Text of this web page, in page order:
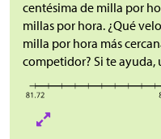
centésima de milla por
millas por hora. ¿Qué
milla por hora más
competidor? Si te ayuda,